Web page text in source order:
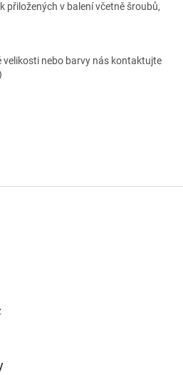
přiložených v balení včetně šroubů,
velikosti nebo barvy nás kontaktujte